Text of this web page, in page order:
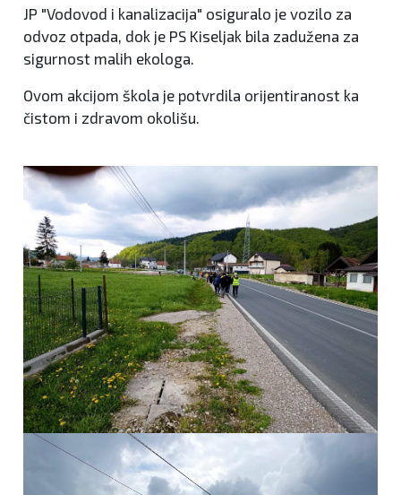
JP "Vodovod i kanalizacija" osiguralo je vozilo za
odvoz otpada, dok je PS Kiseljak bila zadužena za
sigurnost malih ekologa.
Ovom akcijom škola je potvrdila orijentiranost ka
čistom i zdravom okolišu.